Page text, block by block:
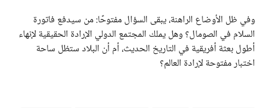
وفي ظل الأوضاع الراهنة، يبقى السؤال مفتوحًا: من سيدفع فاتورة
السلام في الصومال؟ وهل يملك المجتمع الدولي الإرادة الحقيقية لإنهاء
أطول بعثة أفريقية في التاريخ الحديث، أم أن البلاد ستظل ساحة
اختبار مفتوحة لإرادة العالم؟